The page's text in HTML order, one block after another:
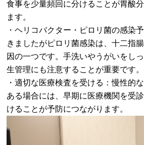
食事を少量頻回に分けることが胃酸
ます。
・ヘリコバクター・ピロリ菌の感染
きましたがピロリ菌感染は、十二指
因の一つです。手洗いやうがいをし
生管理にも注意することが重要です。
・適切な医療検査を受ける：慢性的
ある場合には、早期に医療機関を受
けることが予防につながります。